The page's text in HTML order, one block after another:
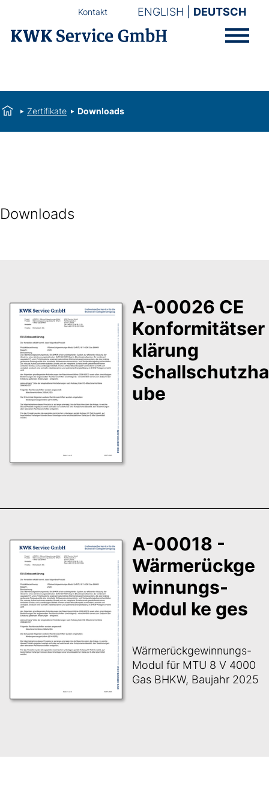
ENGLISH DEUTSCH
Kontakt
Zertifikate Downloads
Downloads
A-00026 CE
Konformitätser
klärung
Schallschutzha
ube
A-00018 -
Wärmerückge
winnungs-
Modul ke ges
Wärmerückgewinnungs-
Modul für MTU 8 V 4000
Gas BHKW, Baujahr 2025